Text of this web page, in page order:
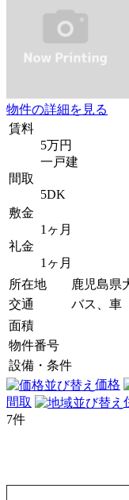
物件の詳細を見る
賃料
5万円
一戸建
間取
5DK
敷金
1ヶ月
礼金
1ヶ月
所在地
鹿児島県
交通
バス、車
面積
物件番号
設備・条件
価格
間取
7件